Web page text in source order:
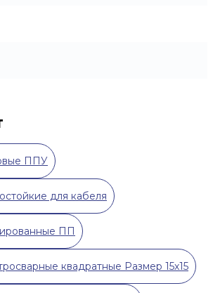
ППУ
для кабеля
ПП
квадратные Размер 15х15